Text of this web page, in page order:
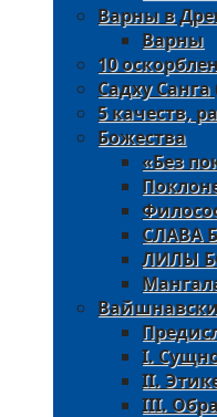
Варны в
Варны
10
Садху
5 качеств,
Божества
«Без
СЛАВА
ЛИЛЫ
I.
II.
III.